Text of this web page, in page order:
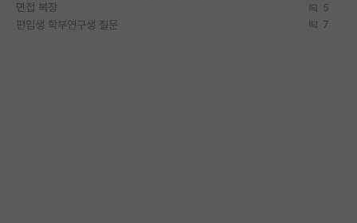
면접 복장 5
편입생 학부연구생 질문 7